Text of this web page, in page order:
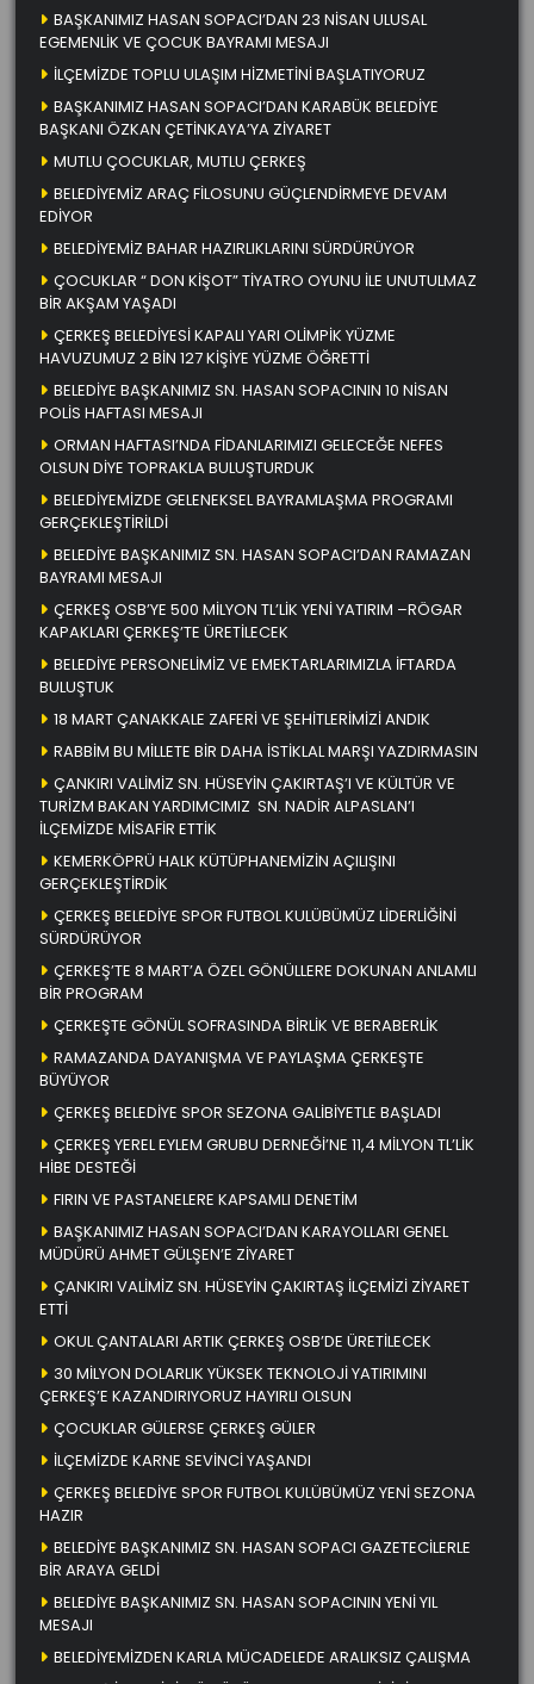
BAŞKANIMIZ HASAN SOPACI’DAN 23 NİSAN ULUSAL
EGEMENLİK VE ÇOCUK BAYRAMI MESAJI
İLÇEMİZDE TOPLU ULAŞIM HİZMETİNİ BAŞLATIYORUZ
BAŞKANIMIZ HASAN SOPACI’DAN KARABÜK BELEDİYE
BAŞKANI ÖZKAN ÇETİNKAYA’YA ZİYARET
MUTLU ÇOCUKLAR, MUTLU ÇERKEŞ
BELEDİYEMİZ ARAÇ FİLOSUNU GÜÇLENDİRMEYE DEVAM
EDİYOR
BELEDİYEMİZ BAHAR HAZIRLIKLARINI SÜRDÜRÜYOR
ÇOCUKLAR “ DON KİŞOT” TİYATRO OYUNU İLE UNUTULMAZ
BİR AKŞAM YAŞADI
ÇERKEŞ BELEDİYESİ KAPALI YARI OLİMPİK YÜZME
HAVUZUMUZ 2 BİN 127 KİŞİYE YÜZME ÖĞRETTİ
BELEDİYE BAŞKANIMIZ SN. HASAN SOPACININ 10 NİSAN
POLİS HAFTASI MESAJI
ORMAN HAFTASI’NDA FİDANLARIMIZI GELECEĞE NEFES
OLSUN DİYE TOPRAKLA BULUŞTURDUK
BELEDİYEMİZDE GELENEKSEL BAYRAMLAŞMA PROGRAMI
GERÇEKLEŞTİRİLDİ
BELEDİYE BAŞKANIMIZ SN. HASAN SOPACI’DAN RAMAZAN
BAYRAMI MESAJI
ÇERKEŞ OSB’YE 500 MİLYON TL’LİK YENİ YATIRIM –RÖGAR
KAPAKLARI ÇERKEŞ’TE ÜRETİLECEK
BELEDİYE PERSONELİMİZ VE EMEKTARLARIMIZLA İFTARDA
BULUŞTUK
18 MART ÇANAKKALE ZAFERİ VE ŞEHİTLERİMİZİ ANDIK
RABBİM BU MİLLETE BİR DAHA İSTİKLAL MARŞI YAZDIRMASIN
ÇANKIRI VALİMİZ SN. HÜSEYİN ÇAKIRTAŞ’I VE KÜLTÜR VE
TURİZM BAKAN YARDIMCIMIZ SN. NADİR ALPASLAN’I
İLÇEMİZDE MİSAFİR ETTİK
KEMERKÖPRÜ HALK KÜTÜPHANEMİZİN AÇILIŞINI
GERÇEKLEŞTİRDİK
ÇERKEŞ BELEDİYE SPOR FUTBOL KULÜBÜMÜZ LİDERLİĞİNİ
SÜRDÜRÜYOR
ÇERKEŞ’TE 8 MART’A ÖZEL GÖNÜLLERE DOKUNAN ANLAMLI
BİR PROGRAM
ÇERKEŞTE GÖNÜL SOFRASINDA BİRLİK VE BERABERLİK
RAMAZANDA DAYANIŞMA VE PAYLAŞMA ÇERKEŞTE
BÜYÜYOR
ÇERKEŞ BELEDİYE SPOR SEZONA GALİBİYETLE BAŞLADI
ÇERKEŞ YEREL EYLEM GRUBU DERNEĞİ’NE 11,4 MİLYON TL’LİK
HİBE DESTEĞİ
FIRIN VE PASTANELERE KAPSAMLI DENETİM
BAŞKANIMIZ HASAN SOPACI’DAN KARAYOLLARI GENEL
MÜDÜRÜ AHMET GÜLŞEN’E ZİYARET
ÇANKIRI VALİMİZ SN. HÜSEYİN ÇAKIRTAŞ İLÇEMİZİ ZİYARET
ETTİ
OKUL ÇANTALARI ARTIK ÇERKEŞ OSB’DE ÜRETİLECEK
30 MİLYON DOLARLIK YÜKSEK TEKNOLOJİ YATIRIMINI
ÇERKEŞ’E KAZANDIRIYORUZ HAYIRLI OLSUN
ÇOCUKLAR GÜLERSE ÇERKEŞ GÜLER
İLÇEMİZDE KARNE SEVİNCİ YAŞANDI
ÇERKEŞ BELEDİYE SPOR FUTBOL KULÜBÜMÜZ YENİ SEZONA
HAZIR
BELEDİYE BAŞKANIMIZ SN. HASAN SOPACI GAZETECİLERLE
BİR ARAYA GELDİ
BELEDİYE BAŞKANIMIZ SN. HASAN SOPACININ YENİ YIL
MESAJI
BELEDİYEMİZDEN KARLA MÜCADELEDE ARALIKSIZ ÇALIŞMA